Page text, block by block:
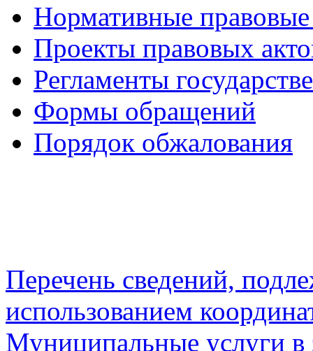
Нормативные
Проекты правовых
Регламенты
Формы обращений
Порядок обжалования
Перечень сведений,
использованием
Муниципальные услуги в